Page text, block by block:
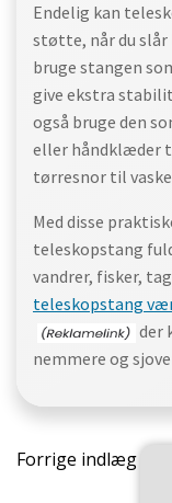
Endelig kan
støtte, når du slår
bruge stangen
give ekstra
også bruge den
eller håndklæder
tørresnor til
Med disse
teleskopstang
vandrer, fisker,
teleskopstang
der
nemmere og
Forrige indlæg